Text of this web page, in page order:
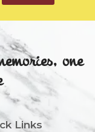
one
Links